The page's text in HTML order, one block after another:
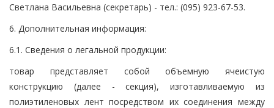
Светлана Васильевна (секретарь) - тел.: (095) 923-67-53.
6. Дополнительная информация:
6.1. Сведения о легальной продукции:
товар представляет собой объемную ячеистую
конструкцию (далее - секция), изготавливаемую из
полиэтиленовых лент посредством их соединения между